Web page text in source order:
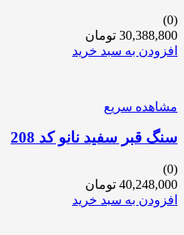
(0)
30,388,800 تومان
افزودن به سبد خرید
مشاهده سریع
سنگ قبر سفید نانو کد 208
(0)
40,248,000 تومان
افزودن به سبد خرید